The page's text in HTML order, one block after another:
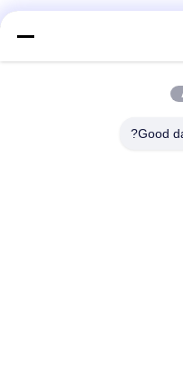
الليثيوم، المنطقةGood